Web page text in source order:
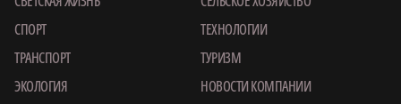
СПОРТ
ТЕХНОЛОГИИ
ТРАНСПОРТ
ТУРИЗМ
ЭКОЛОГИЯ
НОВОСТИ КОМПАНИИ